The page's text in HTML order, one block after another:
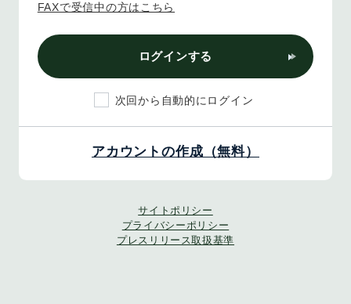
FAXで受信中の方はこちら
ログインする
次回から自動的にログイン
アカウントの作成（無料）
サイトポリシー
プライバシーポリシー
プレスリリース取扱基準